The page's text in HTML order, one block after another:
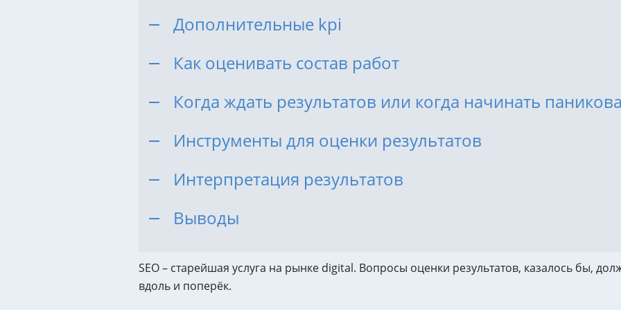
Дополнительные kpi
Как оценивать состав работ
Когда ждать результатов или когда начинать
Инструменты для оценки результатов
Интерпретация результатов
Выводы
SEO – старейшая услуга на рынке digital. Вопросы оценки результатов, казалось бы,
вдоль и поперёк.
Аудит ИИ-видимости
Юридический аудит
Комплексный аудит
Управление репутацией и
Управление репутацией